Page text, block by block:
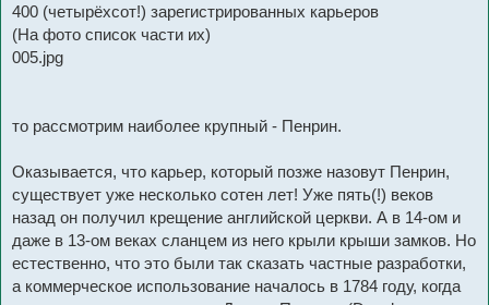
400 (четырёхсот!) зарегистрированных карьеров
(На фото список части их)
005.jpg
то рассмотрим наиболее крупный - Пенрин.
Оказывается, что карьер, который позже назовут Пенрин,
существует уже несколько сотен лет! Уже пять(!) веков
назад он получил крещение английской церкви. А в 14-ом и
даже в 13-ом веках сланцем из него крыли крыши замков. Но
естественно, что это были так сказать частные разработки,
а коммерческое использование началось в 1784 году, когда